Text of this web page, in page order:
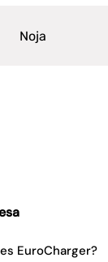
Noja
EuroCharger?